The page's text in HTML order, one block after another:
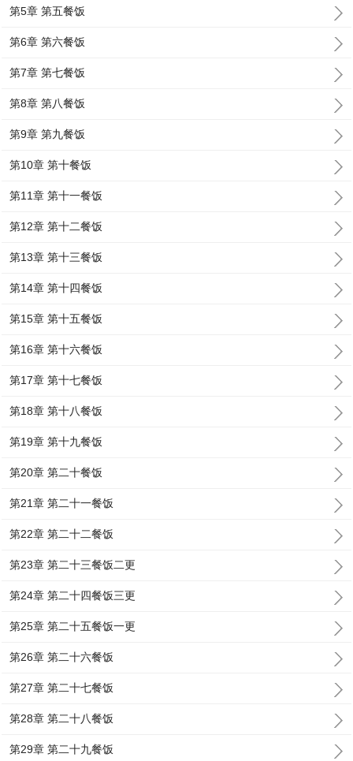
第5章 第五餐饭
第6章 第六餐饭
第7章 第七餐饭
第8章 第八餐饭
第9章 第九餐饭
第10章 第十餐饭
第11章 第十一餐饭
第12章 第十二餐饭
第13章 第十三餐饭
第14章 第十四餐饭
第15章 第十五餐饭
第16章 第十六餐饭
第17章 第十七餐饭
第18章 第十八餐饭
第19章 第十九餐饭
第20章 第二十餐饭
第21章 第二十一餐饭
第22章 第二十二餐饭
第23章 第二十三餐饭二更
第24章 第二十四餐饭三更
第25章 第二十五餐饭一更
第26章 第二十六餐饭
第27章 第二十七餐饭
第28章 第二十八餐饭
第29章 第二十九餐饭